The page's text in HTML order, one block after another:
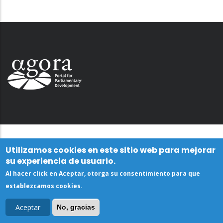
Utilizamos cookies en este sitio web para mejorar
su experiencia de usuario.
Al hacer click en Aceptar, otorga su consentimiento para que
establezcamos cookies.
Aceptar No, gracias